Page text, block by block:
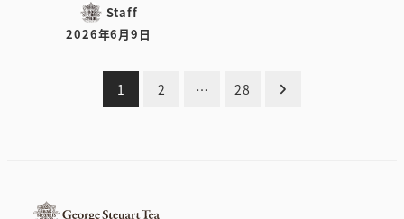
Staff
投稿日
2026年6月9日
ペ
1 2 … 28